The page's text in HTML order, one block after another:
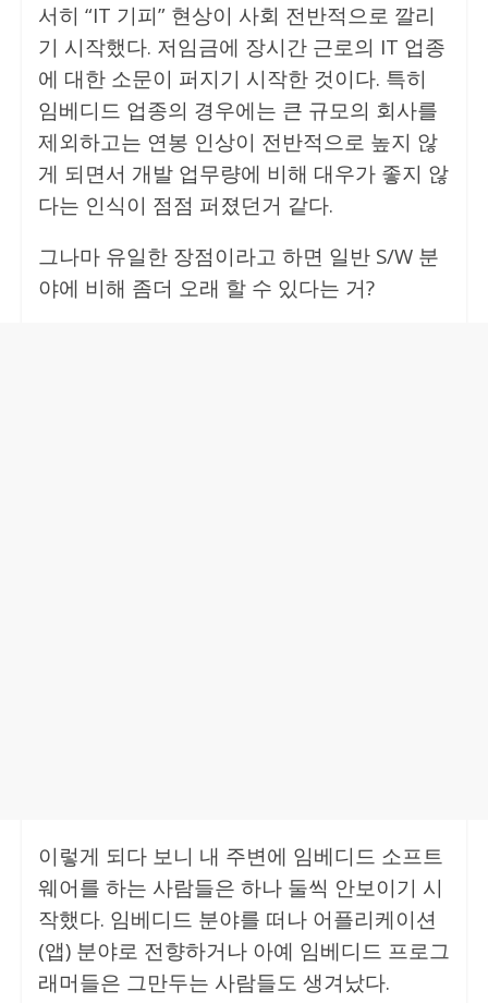
서히 “IT 기피” 현상이 사회 전반적으로 깔리
기 시작했다. 저임금에 장시간 근로의 IT 업종
에 대한 소문이 퍼지기 시작한 것이다. 특히
임베디드 업종의 경우에는 큰 규모의 회사를
제외하고는 연봉 인상이 전반적으로 높지 않
게 되면서 개발 업무량에 비해 대우가 좋지 않
다는 인식이 점점 퍼졌던거 같다.
그나마 유일한 장점이라고 하면 일반 S/W 분
야에 비해 좀더 오래 할 수 있다는 거?
이렇게 되다 보니 내 주변에 임베디드 소프트
웨어를 하는 사람들은 하나 둘씩 안보이기 시
작했다. 임베디드 분야를 떠나 어플리케이션
(앱) 분야로 전향하거나 아예 임베디드 프로그
래머들은 그만두는 사람들도 생겨났다.